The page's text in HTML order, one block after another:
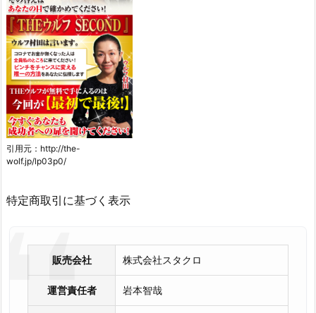
引用元：http://the-
wolf.jp/lp03p0/
特定商取引に基づく表示
販売会社 株式会社スタクロ
運営責任者 岩本智哉